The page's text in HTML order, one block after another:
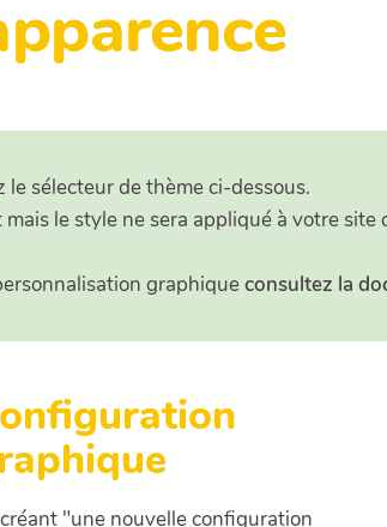
sélecteur de thème ci-dessous.
le style ne sera appliqué à votre
graphiqueconsultez la
"une nouvelle configuration